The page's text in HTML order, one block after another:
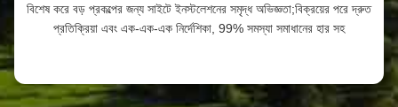
বিশেষ করে বড় প্রকল্পের জন্য সাইটে ইনস্টলেশনের সমৃদ্ধ অভিজ্ঞতা;বিক্রয়ের পরে দ্রুত
প্রতিক্রিয়া এবং এক-এক-এক নির্দেশিকা, 99% সমস্যা সমাধানের হার সহ